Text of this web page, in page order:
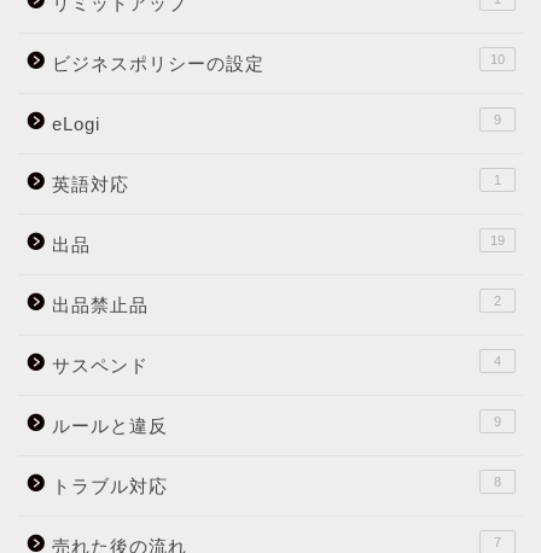
ビジネスポリシーの設定 10
eLogi 9
英語対応 1
出品 19
出品禁止品 2
サスペンド 4
ルールと違反 9
トラブル対応 8
売れた後の流れ 7